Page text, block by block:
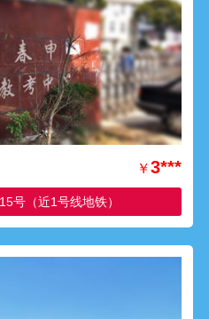
￥3***
号（近1号线地铁）